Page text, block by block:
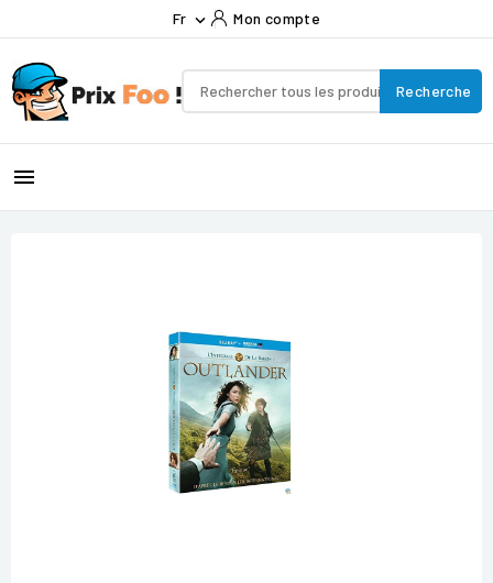
Fr  Mon compte
Recherche
